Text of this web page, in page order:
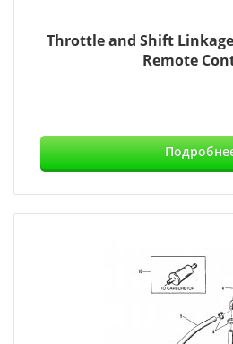
Throttle and Shift
Remote